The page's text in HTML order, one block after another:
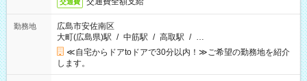
交通費
勤務地
広島市安佐南区
大町(広島県)駅 / 中筋駅 / 高取駅 / …
≪自宅からドアtoドアで30分以内！≫ご希望の勤務地を紹介
します。